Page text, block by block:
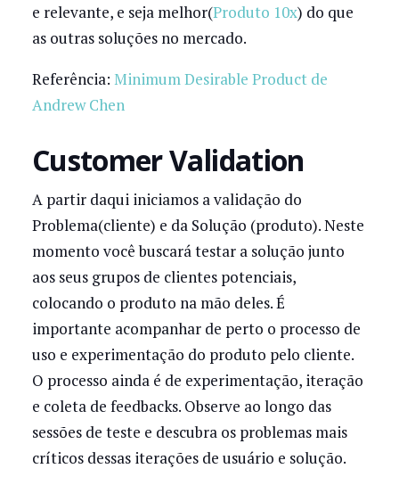
e relevante, e seja melhor(Produto 10x) do que
as outras soluções no mercado.
Referência: Minimum Desirable Product de
Andrew Chen
Customer Validation
A partir daqui iniciamos a validação do
Problema(cliente) e da Solução (produto). Neste
momento você buscará testar a solução junto
aos seus grupos de clientes potenciais,
colocando o produto na mão deles. É
importante acompanhar de perto o processo de
uso e experimentação do produto pelo cliente.
O processo ainda é de experimentação, iteração
e coleta de feedbacks. Observe ao longo das
sessões de teste e descubra os problemas mais
críticos dessas iterações de usuário e solução.